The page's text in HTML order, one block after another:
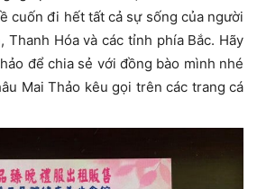
cuốn đi hết tất cả sự sống của người
Thanh Hóa và các tỉnh phía Bắc. Hãy
để chia sẻ với đồng bào mình nhé
Mai Thảo kêu gọi trên các trang cá